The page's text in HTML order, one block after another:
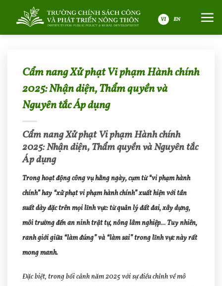
VI
Cẩm nang Xử phạt Vi phạm Hành chính
2025: Nhận diện, Thẩm quyền và
Nguyên tắc Áp dụng
Cẩm nang Xử phạt Vi phạm Hành chính
2025: Nhận diện, Thẩm quyền và Nguyên tắc
Áp dụng
Trong hoạt động công vụ hằng ngày, cụm từ “vi phạm hành
chính” hay “xử phạt vi phạm hành chính” xuất hiện với tần
suất dày đặc trên mọi lĩnh vực: từ quản lý đất đai, xây dựng,
môi trường đến an ninh trật tự, nông lâm nghiệp… Tuy nhiên,
ranh giới giữa “làm đúng” và “làm sai” trong lĩnh vực này rất
mong manh.
Đặc biệt, trong bối cảnh năm 2025 với sự điều chỉnh về mô